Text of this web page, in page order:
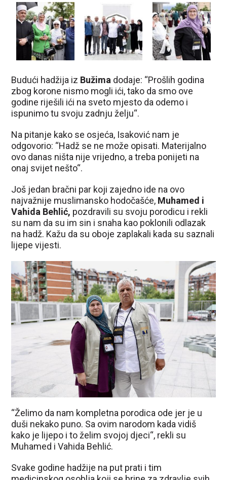
Budući hadžija iz Bužima dodaje: “Prošlih godina
zbog korone nismo mogli ići, tako da smo ove
godine riješili ići na sveto mjesto da odemo i
ispunimo tu svoju zadnju želju“.
Na pitanje kako se osjeća, Isaković nam je
odgovorio: “Hadž se ne može opisati. Materijalno
ovo danas ništa nije vrijedno, a treba ponijeti na
onaj svijet nešto“.
Još jedan bračni par koji zajedno ide na ovo
najvažnije muslimansko hodočašće, Muhamed i
Vahida Behlić, pozdravili su svoju porodicu i rekli
su nam da su im sin i snaha kao poklonili odlazak
na hadž. Kažu da su oboje zaplakali kada su saznali
lijepe vijesti.
“Želimo da nam kompletna porodica ode jer je u
duši nekako puno. Sa ovim narodom kada vidiš
kako je lijepo i to želim svojoj djeci“, rekli su
Muhamed i Vahida Behlić.
Svake godine hadžije na put prati i tim